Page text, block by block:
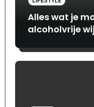
Alles wat je
alcoholvrije